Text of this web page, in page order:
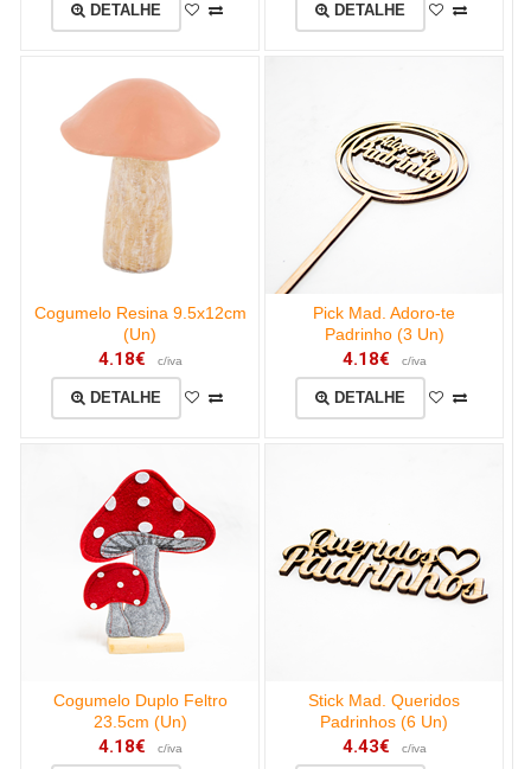
DETALHE DETALHE
Cogumelo Resina 9.5x12cm
(Un)
4.18€ c/iva
DETALHE
Pick Mad. Adoro-te
Padrinho (3 Un)
4.18€ c/iva
DETALHE
Cogumelo Duplo Feltro
23.5cm (Un)
4.18€ c/iva
Stick Mad. Queridos
Padrinhos (6 Un)
4.43€ c/iva